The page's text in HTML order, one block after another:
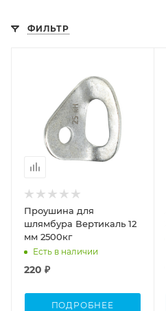
ФИЛЬТР
Проушина для
шлямбура Вертикаль 12
мм 2500кг
Есть в наличии
220 ₽
ПОДРОБНЕЕ